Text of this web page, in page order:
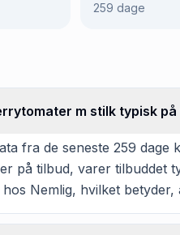
259 dage
m stilk typisk på
fra de seneste 259
på tilbud, varer tilbuddet
Nemlig, hvilket